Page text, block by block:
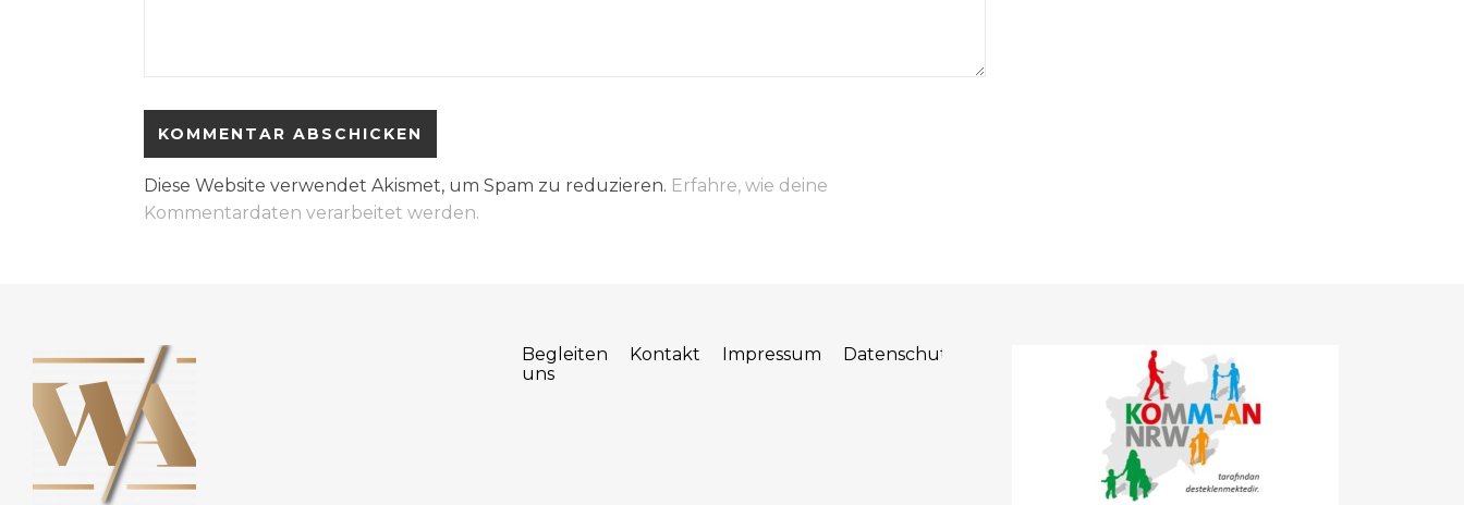
Diese Website verwendet Akismet, um Spam zu reduzieren. Erfahre, wie deine
Kommentardaten verarbeitet werden.
Begleiten
uns
Kontakt Impressum Datenschutz